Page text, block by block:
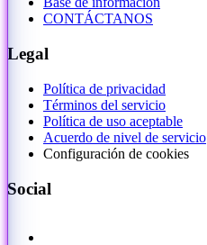
CONTÁCTANOS
Legal
Política de privacidad
Términos del servicio
Política de uso aceptable
Acuerdo de nivel de servicio
Configuración de cookies
Social